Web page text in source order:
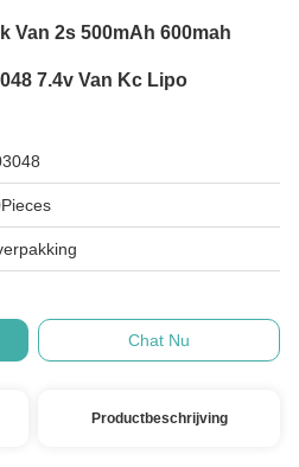
Van 2s 500mAh 600mah
7.4v Van Kc Lipo
Chat Nu
Productbeschrijving